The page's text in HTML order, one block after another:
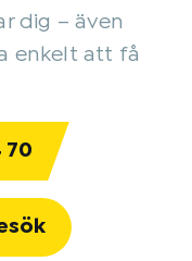
dig – även
enkelt att få
70